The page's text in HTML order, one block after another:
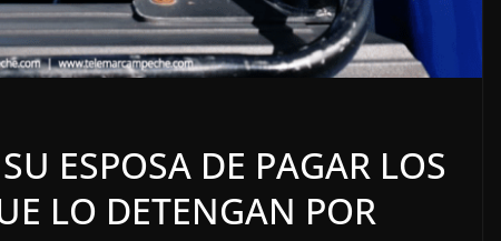
ESPOSA DE PAGAR LOS
LO DETENGAN POR
OPINIÓN
7 agosto, 2026